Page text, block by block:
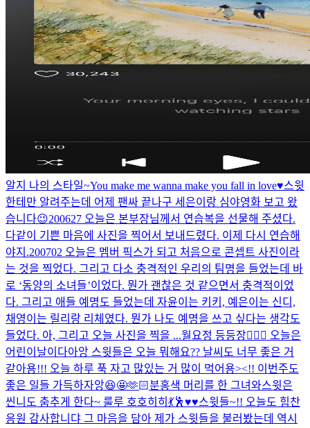
알지 나의 스타일~You make me wanna make you fall in love♥️스윗
한테만 알려주는데 어제 팬싸 끝나구 세은이랑 심야영화 보고 왔
습니다😉200627 오늘은 본부장님께서 연습복을 선물해 주셨다.
다같이 기쁜 마음에 사진을 찍어서 보내드렸다. 이제 다시 연습해
야지.200702 오늘은 멤버 픽스가 되고 처음으로 콘셉트 사진이라
는 것을 찍었다. 그리고 다소 충격적인 우리의 팀명을 들었는데 바
로 ‘동양의 소녀들’이었다. 뭔가 괜찮은 것 같으면서 충격적이었
다. 그리고 애들 예명도 들었는데 자윤이는 키키, 예은이는 신디,
채영이는 릴리랑 리체였다. 뭔가 나도 예명을 쓰고 싶다는 생각도
들었다. 아, 그리고 오늘 사진을 찍을 ...월요정 등등장🧚🏻‍♀️ 오늘은
어린이날이다아앙 스윗들은 오늘 뭐해요?? 날씨도 너무 좋은 거
같아용!!! 오늘 하루 푹 자고 많있는 거 많이 먹어용><!! 이번주도
좋은 일들 가득하자앙😆🤩🫶🏻분홍색 머리를 한 그녀와스윗은
씬니도 춤추게 한다~ 룰루 호호히히💃🕺♥️♥️스윗들~!! 오늘도 힘찬
응원 감사합니댜 그 마음을 담아 제가 스윗들을 불러봤는데 역시